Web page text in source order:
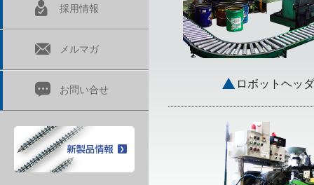
採用情報
メルマガ
お問い合せ ロボットヘッ